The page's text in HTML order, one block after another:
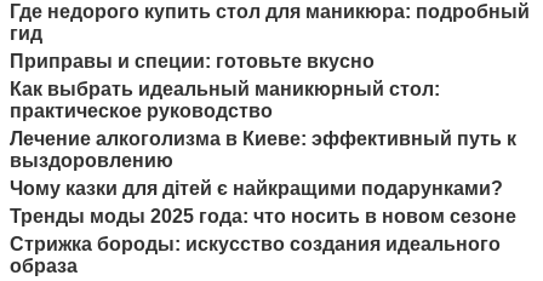
Где недорого купить стол для маникюра: подробный
гид
Приправы и специи: готовьте вкусно
Как выбрать идеальный маникюрный стол:
практическое руководство
Лечение алкоголизма в Киеве: эффективный путь к
выздоровлению
Чому казки для дітей є найкращими подарунками?
Тренды моды 2025 года: что носить в новом сезоне
Стрижка бороды: искусство создания идеального
образа